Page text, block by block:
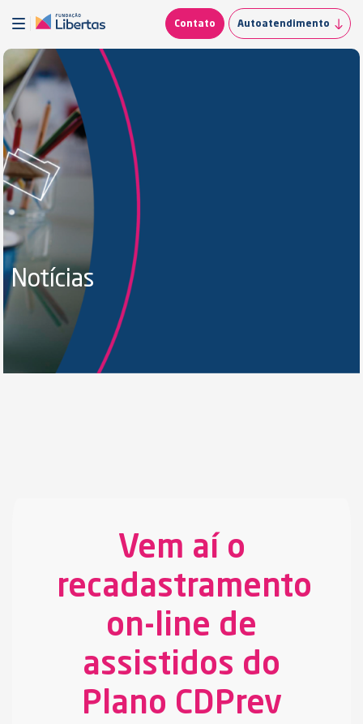
Contato Autoatendimento
Notícias
Vem aí o
recadastramento
on-line de
assistidos do
Plano CDPrev